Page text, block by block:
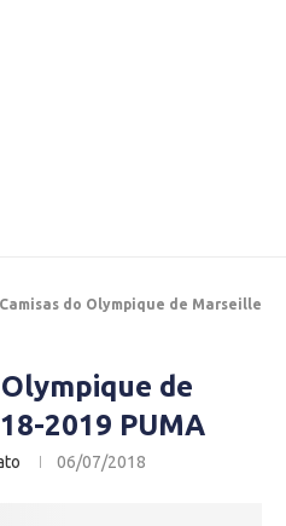
Camisas do Olympique de Marseille
de
2019 PUMA
06/07/2018